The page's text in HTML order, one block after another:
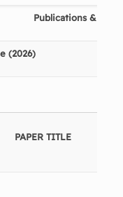
Publications &
(2026)
PAPER TITLE